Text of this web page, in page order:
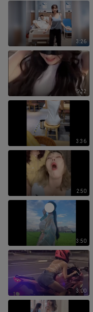
3:26
5:22
3:36
2:50
3:50
3:00